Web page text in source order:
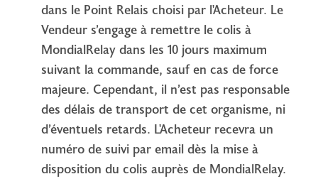
dans le Point Relais choisi par l'Acheteur. Le
Vendeur s’engage à remettre le colis à
MondialRelay dans les 10 jours maximum
suivant la commande, sauf en cas de force
majeure. Cependant, il n’est pas responsable
des délais de transport de cet organisme, ni
d’éventuels retards. L'Acheteur recevra un
numéro de suivi par email dès la mise à
disposition du colis auprès de MondialRelay.